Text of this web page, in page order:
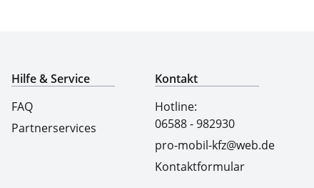
Hilfe & Service
FAQ
Partnerservices
Kontakt
Hotline:
06588 - 982930
pro-mobil-kfz@web.de
Kontaktformular